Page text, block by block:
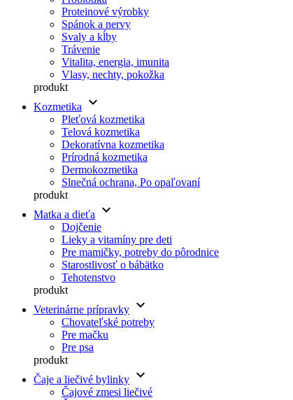
Proteinové výrobky
Spánok a nervy
Svaly a kĺby
Trávenie
Vitalita, energia, imunita
Vlasy, nechty, pokožka
produkt
Kozmetika
keyboard_arrow_down
Pleťová kozmetika
Telová kozmetika
Dekoratívna kozmetika
Prírodná kozmetika
Dermokozmetika
Slnečná ochrana, Po opaľovaní
produkt
Matka a dieťa
keyboard_arrow_down
Dojčenie
Lieky a vitamíny pre deti
Pre mamičky, potreby do pôrodnice
Starostlivosť o bábätko
Tehotenstvo
produkt
Veterinárne prípravky keyboard_arrow_down
Chovateľské potreby
Pre mačku
Pre psa
produkt
Čaje a liečivé bylinky keyboard_arrow_down
Čajové zmesi liečivé